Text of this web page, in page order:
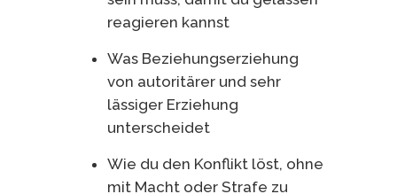
reagieren kannst
Was Beziehungserziehung
von autoritärer und sehr
lässiger Erziehung
unterscheidet
Wie du den Konflikt löst, ohne
mit Macht oder Strafe zu